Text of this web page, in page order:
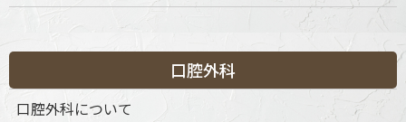
口腔外科
口腔外科について